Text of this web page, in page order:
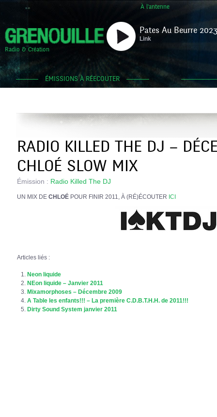
À l'antenne
Radio & Création
Pates Au Beurre
Link
ÉMISSIONS À RÉECOUTER
RADIO KILLED THE DJ –
CHLOÉ SLOW MIX
Émission : Radio Killed The DJ
UN MIX DE CHLOÉ POUR FINIR 2011, À (RÉ)ÉCOUTER ICI
Articles liés :
Neon liquide
NEon liquide – Janvier 2011
Mixamorphoses – Décembre 2009
A Table les enfants!!! – La première C.D.B.T.H.H. de 2011!!!
Dirty Sound System janvier 2011